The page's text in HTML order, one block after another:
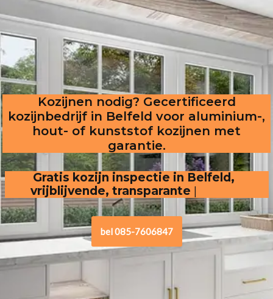
Kozijnen nodig? Gecertificeerd
kozijnbedrijf in Belfeld voor aluminium-,
hout- of kunststof kozijnen met
garantie.
Gratis kozijn inspectie in Belfeld,
vrijblijvende, transparante offerte
bel 085-7606847